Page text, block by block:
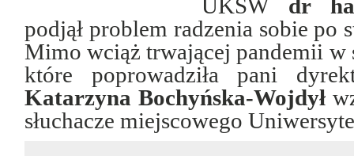
UKSW dr
podjął problem radzenia sobie po
Mimo wciąż trwającej pandemii w
które poprowadziła pani
Katarzyna Bochyńska-Wojdył
słuchacze miejscowego